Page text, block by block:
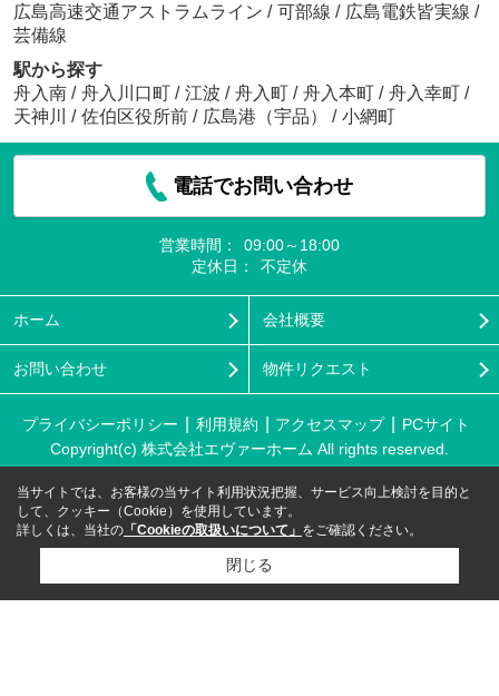
広島高速交通アストラムライン / 可部線 / 広島電鉄皆実線 /
芸備線
駅から探す
舟入南 / 舟入川口町 / 江波 / 舟入町 / 舟入本町 / 舟入幸町 /
天神川
/ 佐伯区役所前 / 広島港（宇品） / 小網町
電話でお問い合わせ
営業時間：
09:00～18:00
定休日：
不定休
ホーム 会社概要
お問い合わせ 物件リクエスト
プライバシーポリシー 利用規約 アクセスマップ
PCサイト
Copyright(c) 株式会社エヴァーホーム All rights reserved.
当サイトでは、お客様の当サイト利用状況把握、サービス向上検討を目的と
して、クッキー（Cookie）を使用しています。
詳しくは、当社の 「Cookieの取扱いについて」 をご確認ください。
閉じる